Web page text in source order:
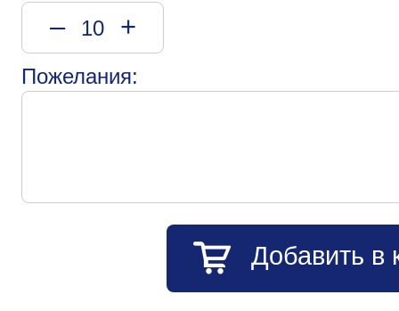
– +
Пожелания:
Добавить в